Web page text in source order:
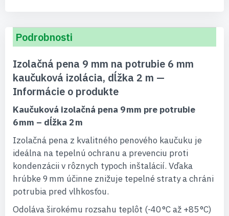
Podrobnosti
Izolačná pena 9 mm na potrubie 6 mm
kaučuková izolácia, dĺžka 2 m —
Informácie o produkte
Kaučuková izolačná pena 9 mm pre potrubie
6 mm – dĺžka 2 m
Izolačná pena z kvalitného penového kaučuku je
ideálna na tepelnú ochranu a prevenciu proti
kondenzácii v rôznych typoch inštalácií. Vďaka
hrúbke 9 mm účinne znižuje tepelné straty a chráni
potrubia pred vlhkosťou.
Odoláva širokému rozsahu teplôt (-40 °C až +85 °C)